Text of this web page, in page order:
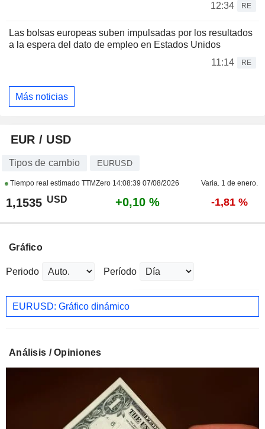
12:34
RE
Las bolsas europeas suben impulsadas por los resultados
a la espera del dato de empleo en Estados Unidos
11:14
RE
Más noticias
EUR / USD
Tipos de cambio EURUSD
Tiempo real estimado TTMZero 14:08:39 07/08/2026 Varia. 1 de enero.
1,1535 USD +0,10 % -1,81 %
Gráfico
Periodo Período
EURUSD: Gráfico dinámico
Análisis / Opiniones